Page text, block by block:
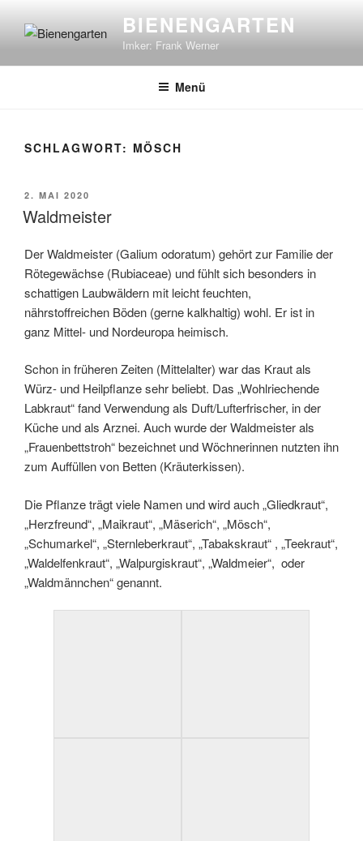
Inhalt
BIENENGARTEN
Imker: Frank Werner
Menü
SCHLAGWORT: MÖSCH
VERÖFFENTLICHT
AM
2. MAI 2020
Waldmeister
Der Waldmeister (Galium odoratum) gehört zur Familie der
Rötegewächse (Rubiaceae) und fühlt sich besonders in
schattigen Laubwäldern mit leicht feuchten,
nährstoffreichen Böden (gerne kalkhaltig) wohl. Er ist in
ganz Mittel- und Nordeuropa heimisch.
Schon in früheren Zeiten (Mittelalter) war das Kraut als
Würz- und Heilpflanze sehr beliebt. Das „Wohlriechende
Labkraut“ fand Verwendung als Duft/Lufterfrischer, in der
Küche und als Arznei. Auch wurde der Waldmeister als
„Frauenbettstroh“ bezeichnet und Wöchnerinnen nutzten ihn
zum Auffüllen von Betten (Kräuterkissen).
Die Pflanze trägt viele Namen und wird auch „Gliedkraut“,
„Herzfreund“, „Maikraut“, „Mäserich“, „Mösch“,
„Schumarkel“, „Sternleberkraut“, „Tabakskraut“ , „Teekraut“,
„Waldelfenkraut“, „Walpurgiskraut“, „Waldmeier“, oder
„Waldmännchen“ genannt.